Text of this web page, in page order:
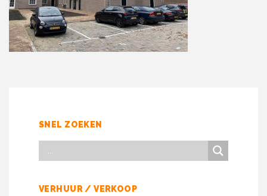
SNEL ZOEKEN
VERHUUR / VERKOOP